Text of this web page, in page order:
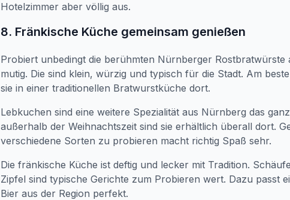
Hotelzimmer aber völlig aus.
8. Fränkische Küche gemeinsam genießen
Probiert unbedingt die berühmten Nürnberger Rostbratwürste
mutig. Die sind klein, würzig und typisch für die Stadt. Am
sie in einer traditionellen Bratwurstküche dort.
Lebkuchen sind eine weitere Spezialität aus Nürnberg das
außerhalb der Weihnachtszeit sind sie erhältlich überall dort.
verschiedene Sorten zu probieren macht richtig Spaß sehr.
Die fränkische Küche ist deftig und lecker mit Tradition.
Zipfel sind typische Gerichte zum Probieren wert. Dazu passt
Bier aus der Region perfekt.